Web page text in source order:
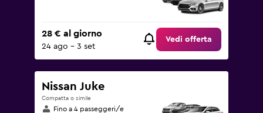
28 € al giorno
24 ago - 3 set
Vedi offerta
Nissan Juke
Compatta o simile
Fino a 4 passeggeri/e